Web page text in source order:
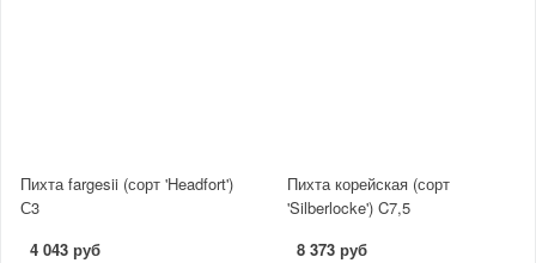
Пихта fargesii (сорт 'Headfort')
С3
4 043 руб
Пихта корейская (сорт
'Silberlocke') C7,5
8 373 руб